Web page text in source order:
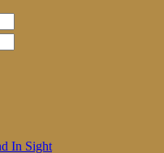
In Sight